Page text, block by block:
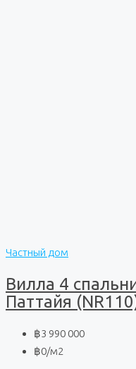
Частный дом
Вилла 4
Паттайя
฿3 990 000
฿0/м2